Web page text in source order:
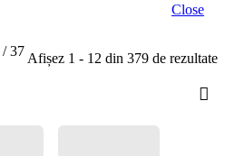
Close
/ 37 Afișez 1 - 12 din 379 de rezultate